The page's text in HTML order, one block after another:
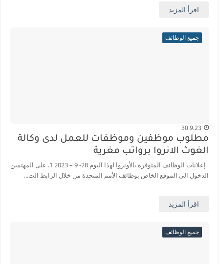
اقرأ المزيد
جميع الوظائف
30.9.23
مطلوب موظفين وموظفات للعمل لدى وكالة
الغوث الانروا برواتب مغرية
إعلانات الوظائف المتوفرة بالأونروا لهذا اليوم 28- 9 – 2023 1. على المهتمين
الدخول الى الموقع الخاص بوظائف الأمم المتحدة من خلال الرابط الت...
اقرأ المزيد
جميع الوظائف